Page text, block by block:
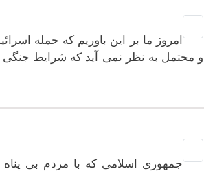
امروز ما بر این باوریم که حمله
و محتمل به نظر نمی آید که شرایط
جمهوری اسلامی که با مردم بی